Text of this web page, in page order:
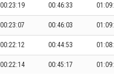
00:23:19 00:46:33
00:23:07 00:46:03
00:22:12 00:44:53
00:22:14 00:45:17